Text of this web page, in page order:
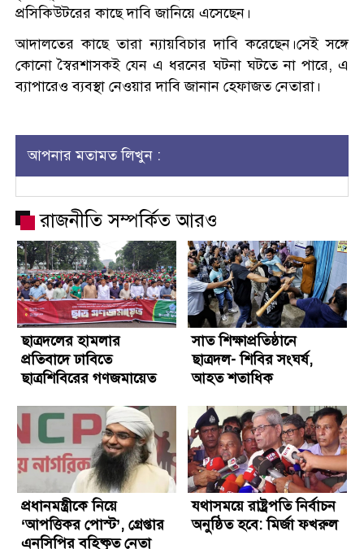
প্রসিকিউটরের কাছে দাবি জানিয়ে এসেছেন।
আদালতের কাছে তারা ন্যায়বিচার দাবি করেছেন।সেই সঙ্গে
কোনো স্বৈরশাসকই যেন এ ধরনের ঘটনা ঘটতে না পারে, এ
ব্যাপারেও ব্যবস্থা নেওয়ার দাবি জানান হেফাজত নেতারা।
আপনার মতামত লিখুন :
রাজনীতি সম্পর্কিত আরও
ছাত্রদলের হামলার
প্রতিবাদে ঢাবিতে
ছাত্রশিবিরের গণজমায়েত
সাত শিক্ষাপ্রতিষ্ঠানে
ছাত্রদল- শিবির সংঘর্ষ,
আহত শতাধিক
প্রধানমন্ত্রীকে নিয়ে
‘আপত্তিকর পোস্ট’, গ্রেপ্তার
এনসিপির বহিষ্কৃত নেতা
যথাসময়ে রাষ্ট্রপতি নির্বাচন
অনুষ্ঠিত হবে: মির্জা ফখরুল